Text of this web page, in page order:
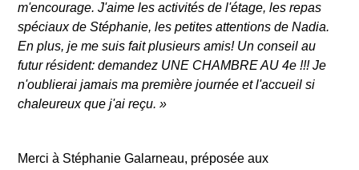
m'encourage. J'aime les activités de l'étage, les repas
spéciaux de Stéphanie, les petites attentions de Nadia.
En plus, je me suis fait plusieurs amis! Un conseil au
futur résident: demandez UNE CHAMBRE AU 4e !!! Je
n'oublierai jamais ma première journée et l'accueil si
chaleureux que j'ai reçu. »
Merci à Stéphanie Galarneau, préposée aux